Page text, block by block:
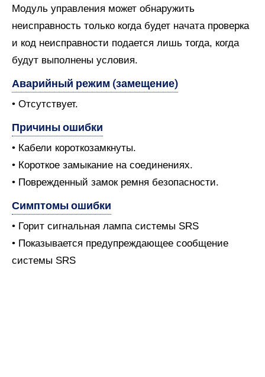
Модуль управления может обнаружить
неисправность только когда будет начата проверка
и код неисправности подается лишь тогда, когда
будут выполнены условия.
Аварийный режим (замещение)
• Отсутствует.
Причины ошибки
• Кабели короткозамкнуты.
• Короткое замыкание на соединениях.
• Поврежденный замок ремня безопасности.
Симптомы ошибки
• Горит сигнальная лампа системы SRS
• Показывается предупреждающее сообщение
системы SRS